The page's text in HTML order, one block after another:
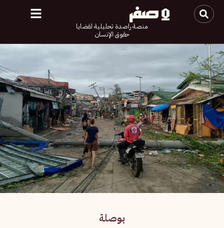
منصة راصدة تحليلية لقضايا
حقوق الإنسان
بوصلة